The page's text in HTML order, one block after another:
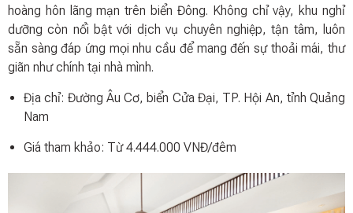
hoàng hôn lãng mạn trên biển Đông. Không chỉ vậy, khu nghỉ
dưỡng còn nổi bật với dịch vụ chuyên nghiệp, tận tâm, luôn
sẵn sàng đáp ứng mọi nhu cầu để mang đến sự thoải mái, thư
giãn như chính tại nhà mình.
Địa chỉ: Đường Âu Cơ, biển Cửa Đại, TP. Hội An, tỉnh Quảng
Nam
Giá tham khảo: Từ 4.444.000 VNĐ/đêm